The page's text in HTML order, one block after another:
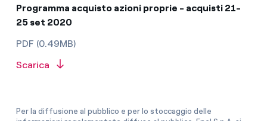
Programma acquisto azioni proprie - acquisti 21-
25 set 2020
PDF (0.49MB)
Scarica
Per la diffusione al pubblico e per lo stoccaggio delle